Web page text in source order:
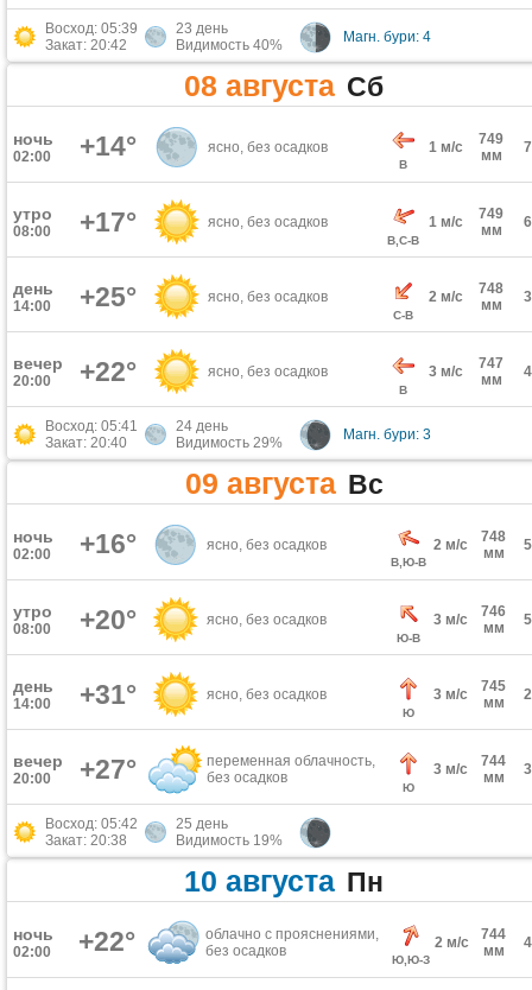
Восход: 05:39
Закат: 20:42
23 день
Видимость 40%
Магн. бури: 4
08 августа Сб
ночь
02:00 +14° ясно, без осадков
В
1 м/с
749
мм
утро
08:00 +17° ясно, без осадков
В,С-В
1 м/с
749
мм
день
14:00 +25° ясно, без осадков
С-В
2 м/с
748
мм
вечер
20:00 +22° ясно, без осадков
В
3 м/с
747
мм
Восход: 05:41
Закат: 20:40
24 день
Видимость 29%
Магн. бури: 3
09 августа Вс
ночь
02:00 +16° ясно, без осадков
В,Ю-В
2 м/с
748
мм
утро
08:00 +20° ясно, без осадков
Ю-В
3 м/с
746
мм
день
14:00 +31° ясно, без осадков
Ю
3 м/с
745
мм
вечер
20:00 +27°
переменная облачность,
без осадков
Ю
3 м/с
744
мм
Восход: 05:42
Закат: 20:38
25 день
Видимость 19%
10 августа Пн
ночь
02:00 +22°
облачно с прояснениями,
без осадков
Ю,Ю-З
2 м/с
744
мм